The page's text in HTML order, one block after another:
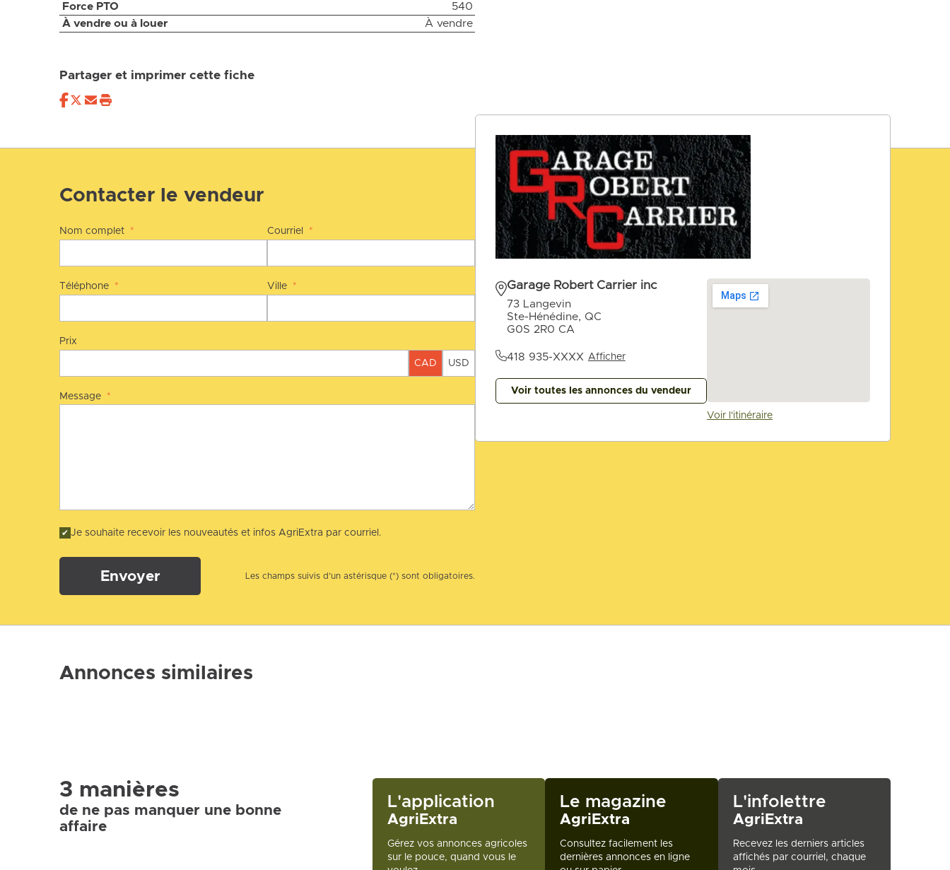
Force PTO
540
À vendre ou à louer
À vendre
Partager et imprimer cette fiche
Contacter le vendeur
Nom complet * Courriel *
Téléphone * Ville *
Prix
CAD USD
Message *
Je souhaite recevoir les nouveautés et infos AgriExtra par courriel.
Envoyer Les champs suivis d’un astérisque (*) sont obligatoires.
Garage Robert Carrier inc
73 Langevin
Ste-Hénédine, QC
G0S 2R0 CA
418 935-XXXX Afficher
Voir toutes les annonces du vendeur
Voir l'itinéraire
Annonces similaires
3 manières
de ne pas manquer une bonne
affaire
L'application
AgriExtra
Gérez vos annonces agricoles
sur le pouce, quand vous le
Le magazine
AgriExtra
Consultez facilement les
dernières annonces en ligne
L'infolettre
AgriExtra
Recevez les derniers articles
affichés par courriel, chaque